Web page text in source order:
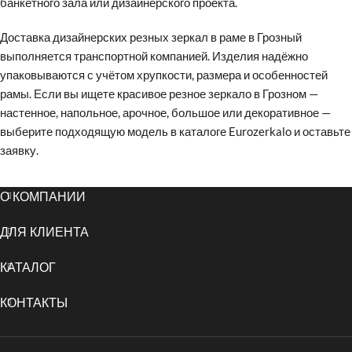
Доставка дизайнерских резных зеркал в раме в Грозный
выполняется транспортной компанией. Изделия надёжно
упаковываются с учётом хрупкости, размера и особенностей
рамы. Если вы ищете красивое резное зеркало в Грозном —
настенное, напольное, арочное, большое или декоративное —
выберите подходящую модель в каталоге Eurozerkalo и оставьте
заявку.
О КОМПАНИИ
ДЛЯ КЛИЕНТА
КАТАЛОГ
КОНТАКТЫ